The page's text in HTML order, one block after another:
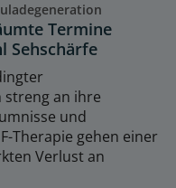
Termine
Sehschärfe
streng an ihre
und
Therapie gehen einer
Verlust an